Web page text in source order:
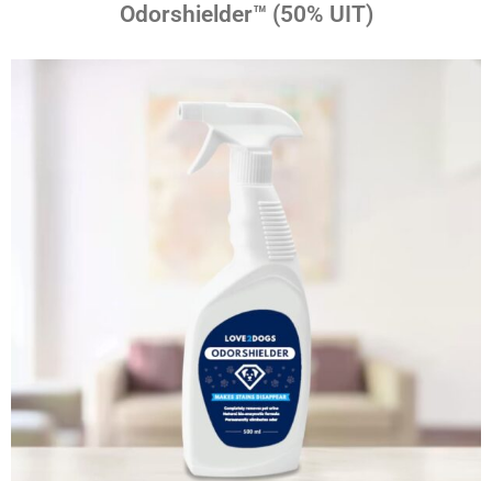
Odorshielder™ (50% UIT)